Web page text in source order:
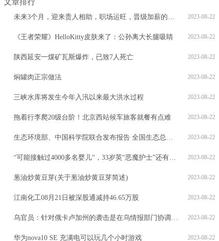
2023-08-22
未来3个月，迎来贵人相助，职场运旺，晋级加薪的五个星座
2023-08-22
《王者荣耀》HelloKitty皮肤来了：公孙离大长腿吸睛
2023-08-22
陕西延安一煤矿瓦斯爆炸，已致7人死亡
2023-08-22
焖罐肉正宗做法
2023-08-22
三峡水库将发生今年入汛以来最大洪水过程
2023-08-22
拖着行李爬20级台阶！北京西站候车旅客就餐有点难
2023-08-22
生态环境部、中国科学院联合发布报告 全国生态总体稳中向好
2023-08-22
“可能接触过4000多名婴儿“，33岁英“恶魔护士”还有惊人罪行！
2023-08-22
葱油炒黄豆芽(关于葱油炒黄豆芽简述)
2023-08-22
江南化工08月21日被深股通减持46.65万股
2023-08-22
乌官员：针对俄卡卢加州的袭击是在乌情报部门协调下发起的
2023-08-22
华为nova10 SE 充满电可以玩几个小时游戏